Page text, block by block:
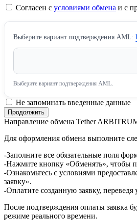
Согласен с условиями обмена и с
Выберите вариант подтверждения AML:
Выберите вариант подтверждения AML.
Не запоминать введенные данные
Направление обмена Tether
Для оформления обмена выполните
-Заполните все обязательные поля
-Нажмите кнопку «Обменять», чтобы
-Ознакомьтесь с условиями
заявку».
-Оплатите созданную заявку,
После подтверждения оплаты заявка
режиме реального времени.